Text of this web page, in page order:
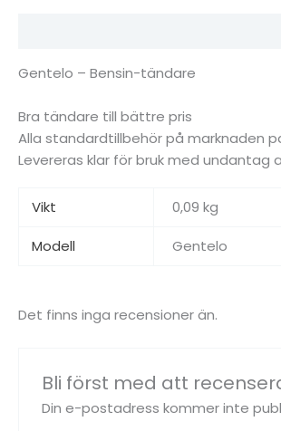
Gentelo – Bensin-tändare
Bra tändare till bättre pris
Alla standardtillbehör på marknaden
Levereras klar för bruk med undantag
Vikt 0,09 kg
Modell Gentelo
Det finns inga recensioner än.
Bli först med att
Din e-postadress kommer inte